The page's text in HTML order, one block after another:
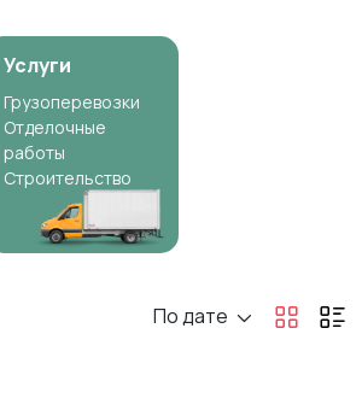
Услуги
Грузоперевозки
Отделочные
работы
Строительство
По дате